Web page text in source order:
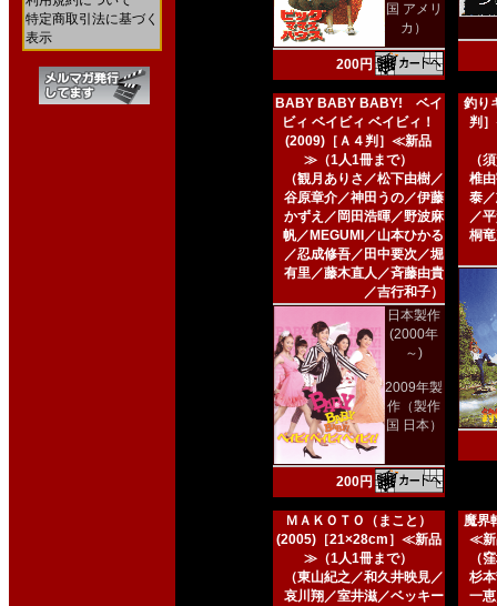
特定商取引法に基づく
表示
国 アメリ
カ）
200円
BABY BABY BABY! ベイ
ビィ ベイビィ ベイビィ！
(2009)［Ａ４判］≪新品
≫（1人1冊まで）
（観月ありさ／松下由樹／
谷原章介／神田うの／伊藤
かずえ／岡田浩暉／野波麻
帆／MEGUMI／山本ひかる
／忍成修吾／田中要次／堀
有里／藤木直人／斉藤由貴
／吉行和子）
日本製作
(2000年
～)
2009年製
作（製作
国 日本）
200円
釣り
判
（
椎
泰
／
桐
ＭＡＫＯＴＯ（まこと）
(2005)［21×28cm］≪新品
≫（1人1冊まで）
（東山紀之／和久井映見／
哀川翔／室井滋／ベッキー
魔界
≪新
（
杉
一